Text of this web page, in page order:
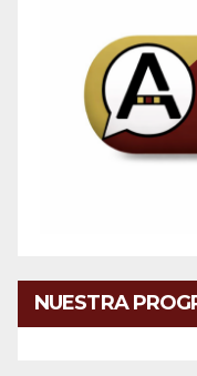
NUESTRA